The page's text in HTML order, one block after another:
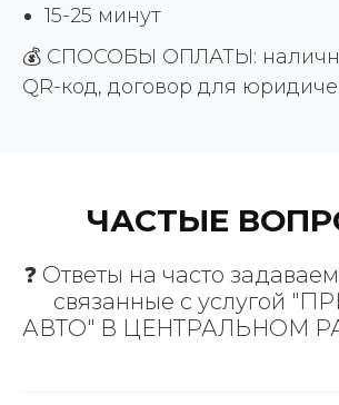
15-25 минут
💰 СПОСОБЫ ОПЛАТЫ:
QR-код, договор для
ЧАСТЫЕ
❓ Ответы на часто
связанные с услугой
АВТО" В ЦЕНТРАЛЬНОМ